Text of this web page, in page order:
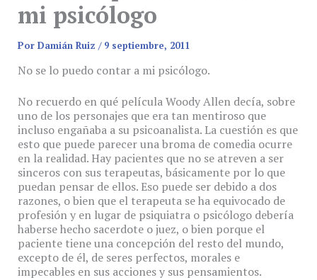
mi psicólogo
Por Damián Ruiz / 9 septiembre, 2011
No se lo puedo contar a mi psicólogo.
No recuerdo en qué película Woody Allen decía, sobre
uno de los personajes que era tan mentiroso que
incluso engañaba a su psicoanalista. La cuestión es que
esto que puede parecer una broma de comedia ocurre
en la realidad. Hay pacientes que no se atreven a ser
sinceros con sus terapeutas, básicamente por lo que
puedan pensar de ellos. Eso puede ser debido a dos
razones, o bien que el terapeuta se ha equivocado de
profesión y en lugar de psiquiatra o psicólogo debería
haberse hecho sacerdote o juez, o bien porque el
paciente tiene una concepción del resto del mundo,
excepto de él, de seres perfectos, morales e
impecables en sus acciones y sus pensamientos.